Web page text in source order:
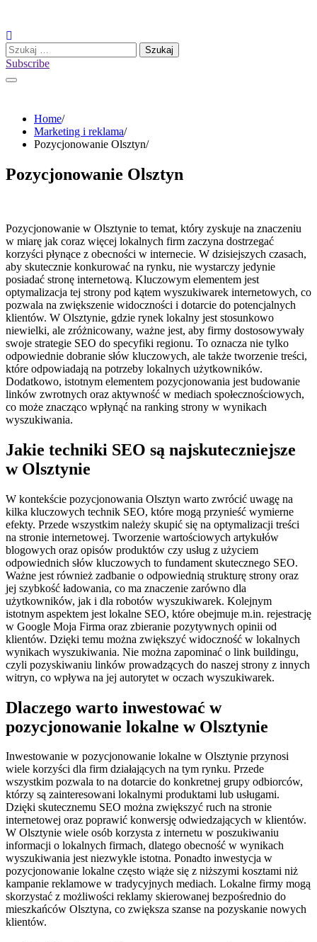
content
Szukaj:
Subscribe
Home
Marketing i reklama
Pozycjonowanie Olsztyn
Pozycjonowanie Olsztyn
Pozycjonowanie w Olsztynie to temat, który zyskuje na znaczeniu
w miarę jak coraz więcej lokalnych firm zaczyna dostrzegać
korzyści płynące z obecności w internecie. W dzisiejszych czasach,
aby skutecznie konkurować na rynku, nie wystarczy jedynie
posiadać stronę internetową. Kluczowym elementem jest
optymalizacja tej strony pod kątem wyszukiwarek internetowych, co
pozwala na zwiększenie widoczności i dotarcie do potencjalnych
klientów. W Olsztynie, gdzie rynek lokalny jest stosunkowo
niewielki, ale zróżnicowany, ważne jest, aby firmy dostosowywały
swoje strategie SEO do specyfiki regionu. To oznacza nie tylko
odpowiednie dobranie słów kluczowych, ale także tworzenie treści,
które odpowiadają na potrzeby lokalnych użytkowników.
Dodatkowo, istotnym elementem pozycjonowania jest budowanie
linków zwrotnych oraz aktywność w mediach społecznościowych,
co może znacząco wpłynąć na ranking strony w wynikach
wyszukiwania.
Jakie techniki SEO są najskuteczniejsze
w Olsztynie
W kontekście pozycjonowania Olsztyn warto zwrócić uwagę na
kilka kluczowych technik SEO, które mogą przynieść wymierne
efekty. Przede wszystkim należy skupić się na optymalizacji treści
na stronie internetowej. Tworzenie wartościowych artykułów
blogowych oraz opisów produktów czy usług z użyciem
odpowiednich słów kluczowych to fundament skutecznego SEO.
Ważne jest również zadbanie o odpowiednią strukturę strony oraz
jej szybkość ładowania, co ma znaczenie zarówno dla
użytkowników, jak i dla robotów wyszukiwarek. Kolejnym
istotnym aspektem jest lokalne SEO, które obejmuje m.in. rejestrację
w Google Moja Firma oraz zbieranie pozytywnych opinii od
klientów. Dzięki temu można zwiększyć widoczność w lokalnych
wynikach wyszukiwania. Nie można zapominać o link buildingu,
czyli pozyskiwaniu linków prowadzących do naszej strony z innych
witryn, co wpływa na jej autorytet w oczach wyszukiwarek.
Dlaczego warto inwestować w
pozycjonowanie lokalne w Olsztynie
Inwestowanie w pozycjonowanie lokalne w Olsztynie przynosi
wiele korzyści dla firm działających na tym rynku. Przede
wszystkim pozwala to na dotarcie do konkretnej grupy odbiorców,
którzy są zainteresowani lokalnymi produktami lub usługami.
Dzięki skutecznemu SEO można zwiększyć ruch na stronie
internetowej oraz poprawić konwersję odwiedzających w klientów.
W Olsztynie wiele osób korzysta z internetu w poszukiwaniu
informacji o lokalnych firmach, dlatego obecność w wynikach
wyszukiwania jest niezwykle istotna. Ponadto inwestycja w
pozycjonowanie lokalne często wiąże się z niższymi kosztami niż
kampanie reklamowe w tradycyjnych mediach. Lokalne firmy mogą
skorzystać z możliwości reklamy skierowanej bezpośrednio do
mieszkańców Olsztyna, co zwiększa szanse na pozyskanie nowych
klientów.